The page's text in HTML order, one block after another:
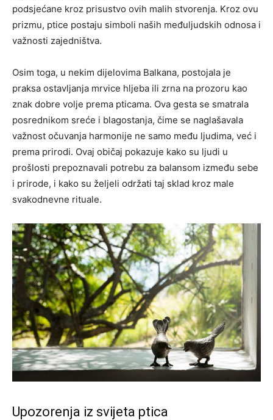
podsjećane kroz prisustvo ovih malih stvorenja. Kroz ovu
prizmu, ptice postaju simboli naših međuljudskih odnosa i
važnosti zajedništva.
Osim toga, u nekim dijelovima Balkana, postojala je
praksa ostavljanja mrvice hljeba ili zrna na prozoru kao
znak dobre volje prema pticama. Ova gesta se smatrala
posrednikom sreće i blagostanja, čime se naglašavala
važnost očuvanja harmonije ne samo među ljudima, već i
prema prirodi. Ovaj običaj pokazuje kako su ljudi u
prošlosti prepoznavali potrebu za balansom između sebe
i prirode, i kako su željeli održati taj sklad kroz male
svakodnevne rituale.
Upozorenja iz svijeta ptica